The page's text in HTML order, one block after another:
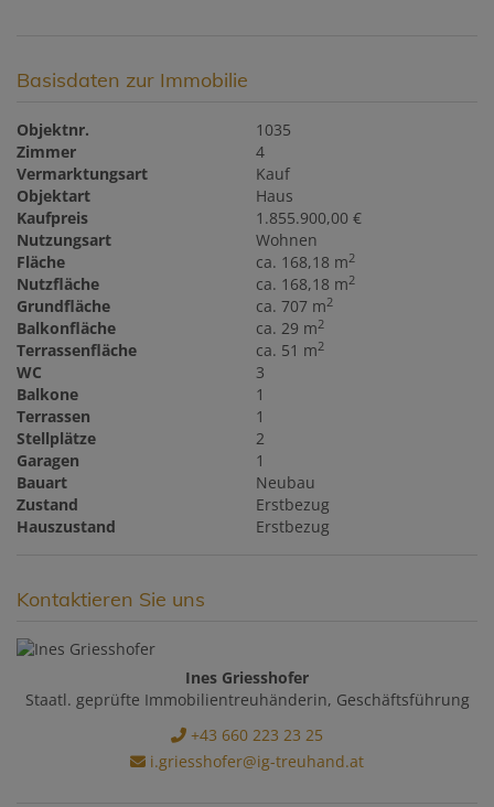
Basisdaten zur Immobilie
Objektnr.
1035
Zimmer
4
Vermarktungsart
Kauf
Objektart
Haus
Kaufpreis
1.855.900,00 €
Nutzungsart
Wohnen
Fläche
ca. 168,18 m2
Nutzfläche ca. 168,18 m2
Grundfläche ca. 707 m2
Balkonfläche ca. 29 m2
Terrassenfläche ca. 51 m2
WC
3
Balkone
1
Terrassen
1
Stellplätze
2
Garagen
1
Bauart
Neubau
Zustand
Erstbezug
Hauszustand
Erstbezug
Kontaktieren Sie uns
Ines Griesshofer
Staatl. geprüfte Immobilientreuhänderin, Geschäftsführung
+43 660 223 23 25
i.griesshofer@ig-treuhand.at